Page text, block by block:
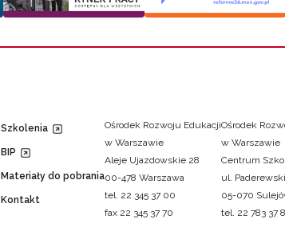
Szkolenia
BIP
Materiały do pobrania
Kontakt
Ośrodek Rozwoju Edukacji
w Warszawie
Aleje Ujazdowskie 28
00-478 Warszawa
tel. 22 345 37 00
fax 22 345 37 70
Ośrodek
w Warszawie
Centrum
ul.
05-070
tel. 22 783 37